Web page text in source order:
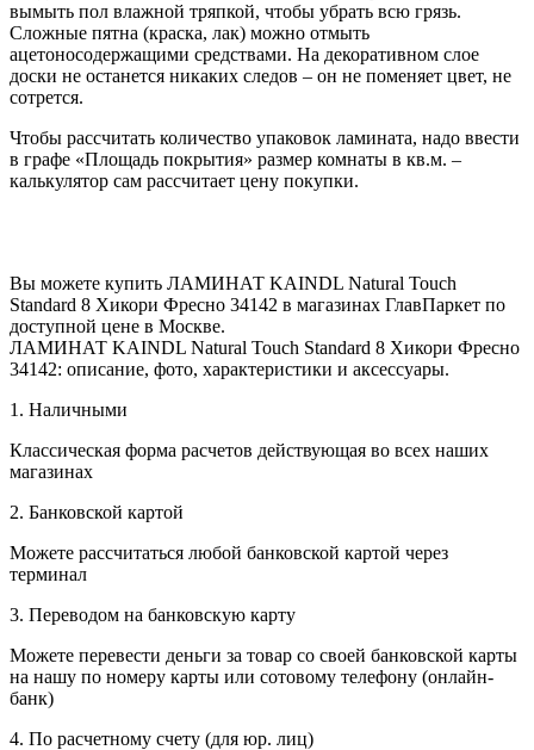
вымыть пол влажной тряпкой, чтобы убрать всю грязь.
Сложные пятна (краска, лак) можно отмыть
ацетоносодержащими средствами. На декоративном слое
доски не останется никаких следов – он не поменяет цвет, не
сотрется.
Чтобы рассчитать количество упаковок ламината, надо ввести
в графе «Площадь покрытия» размер комнаты в кв.м. –
калькулятор сам рассчитает цену покупки.
Вы можете купить ЛАМИНАТ KAINDL Natural Touch
Standard 8 Хикори Фресно 34142 в магазинах ГлавПаркет по
доступной цене в Москве.
ЛАМИНАТ KAINDL Natural Touch Standard 8 Хикори Фресно
34142: описание, фото, характеристики и аксессуары.
1. Наличными
Классическая форма расчетов действующая во всех наших
магазинах
2. Банковской картой
Можете рассчитаться любой банковской картой через
терминал
3. Переводом на банковскую карту
Можете перевести деньги за товар со своей банковской карты
на нашу по номеру карты или сотовому телефону (онлайн-
банк)
4. По расчетному счету (для юр. лиц)